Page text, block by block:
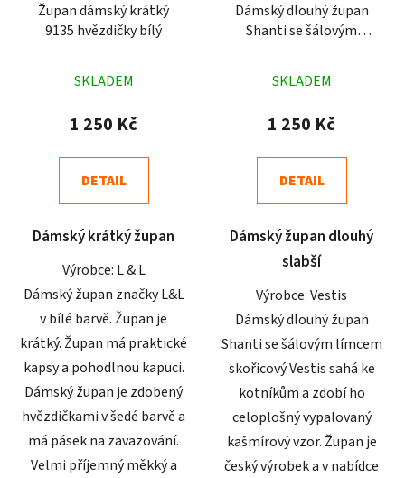
Župan dámský krátký
9135 hvězdičky bílý
hodnocení
produktu
4,9
z
hvězdiček.
SKLADEM
1 250 Kč
DETAIL
Dámský krátký župan
Výrobce: L & L
Dámský župan značky L&L
v bílé barvě. Župan je
krátký. Župan má praktické
kapsy a pohodlnou kapuci.
Dámský župan je zdobený
hvězdičkami v šedé barvě a
má pásek na zavazování.
Velmi příjemný měkký a
Dámský dlouhý župan
Shanti se šálovým
hodnocení
produktu
4,9
z
hvězdiček.
SKLADEM
1 250 Kč
DETAIL
Dámský župan dlouhý
slabší
Výrobce: Vestis
Dámský dlouhý župan
Shanti se šálovým límcem
skořicový Vestis sahá ke
kotníkům a zdobí ho
celoplošný vypalovaný
kašmírový vzor. Župan je
český výrobek a v nabídce